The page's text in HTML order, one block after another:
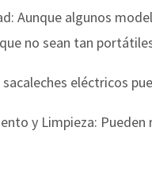
Aunque algunos
no sean tan
sacaleches eléctricos
y Limpieza: